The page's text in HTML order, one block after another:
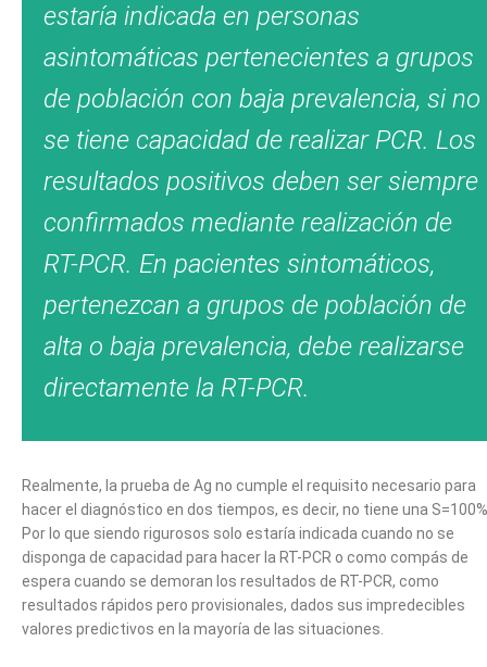
estaría indicada en personas
asintomáticas pertenecientes a grupos
de población con baja prevalencia, si no
se tiene capacidad de realizar PCR. Los
resultados positivos deben ser siempre
confirmados mediante realización de
RT-PCR. En pacientes sintomáticos,
pertenezcan a grupos de población de
alta o baja prevalencia, debe realizarse
directamente la RT-PCR.
Realmente, la prueba de Ag no cumple el requisito necesario para
hacer el diagnóstico en dos tiempos, es decir, no tiene una
Por lo que siendo rigurosos solo estaría indicada cuando no se
disponga de capacidad para hacer la RT-PCR o como compás de
espera cuando se demoran los resultados de RT-PCR, como
resultados rápidos pero provisionales, dados sus impredecibles
valores predictivos en la mayoría de las situaciones.